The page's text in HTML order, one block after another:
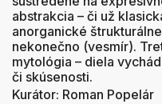
abstrakcia – či už
anorganické
nekonečno (vesmír).
mytológia – diela
či skúsenosti.
Kurátor: Roman Popelár